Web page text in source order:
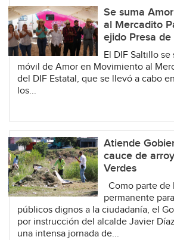
Se suma
al Mercadito
ejido Presa
El DIF Saltillo
móvil de Amor en Movimiento al
del DIF Estatal, que se llevó a cabo
los...
Atiende
cauce de
Verdes
Como parte de
permanente
públicos dignos a la ciudadanía, el
por instrucción del alcalde Javier
una intensa jornada de...